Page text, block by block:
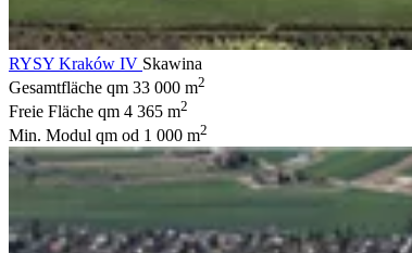
RYSY Kraków IV Skawina
Gesamtfläche qm 33 000 m2
Freie Fläche qm 4 365 m2
Min. Modul qm od 1 000 m2